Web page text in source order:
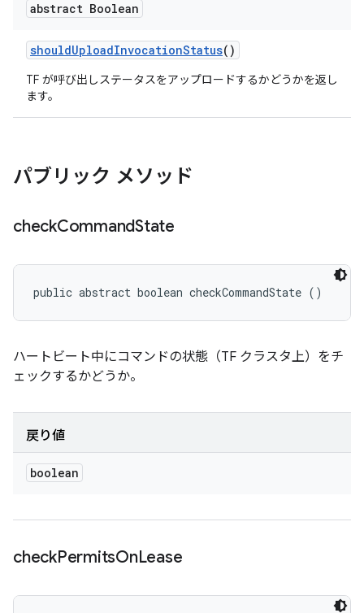
abstract Boolean
shouldUploadInvocationStatus()
TF が呼び出しステータスをアップロードするかどうかを返し
ます。
パブリック メソッド
checkCommandState
public abstract boolean checkCommandState ()
ハートビート中にコマンドの状態（TF クラスタ上）をチ
ェックするかどうか。
戻り値
boolean
checkPermitsOnLease